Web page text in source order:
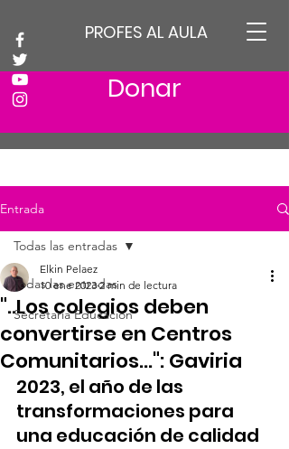
PROFES AL AULA
Donar
Entrada
Todas las entradas
Secretaria Educación
Todas las entradas
"..Los colegios deben
convertirse en Centros
Comunitarios...": Gaviria
Elkin Pelaez
10 ene 2023 2 min de lectura
2023, el año de las
transformaciones para
una educación de calidad